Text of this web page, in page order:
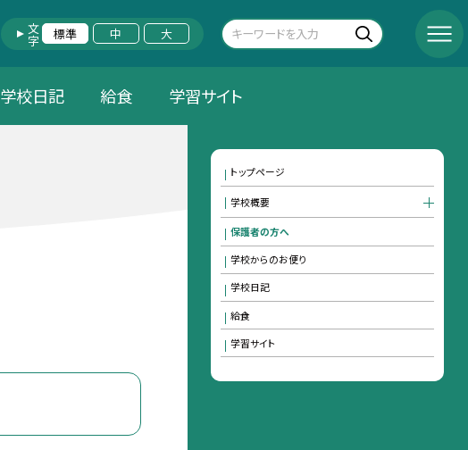
文字 標準 中 大
学校日記 給食 学習サイト
トップページ
学校概要
保護者の方へ
学校からのお便り
学校日記
給食
学習サイト